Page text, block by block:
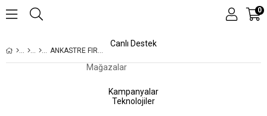
Canlı Destek
Mağazalar
Kampanyalar
Teknolojiler
0
ANKASTRE FIRIN